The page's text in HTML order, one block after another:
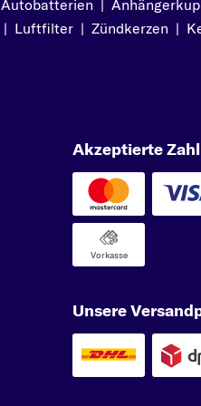
Autobatterien |
| Luftfilter | Zündkerzen |
Akzeptierte
Vorkasse
Unsere